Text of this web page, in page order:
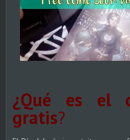
¿Qué es el
gratis?